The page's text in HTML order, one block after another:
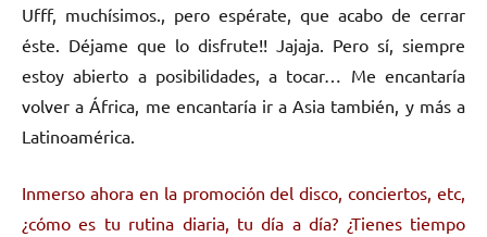
Ufff, muchísimos., pero espérate, que acabo de cerrar
éste. Déjame que lo disfrute!! Jajaja. Pero sí, siempre
estoy abierto a posibilidades, a tocar… Me encantaría
volver a África, me encantaría ir a Asia también, y más a
Latinoamérica.
Inmerso ahora en la promoción del disco, conciertos, etc,
¿cómo es tu rutina diaria, tu día a día? ¿Tienes tiempo